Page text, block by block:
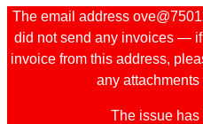
The email address
did not send any invoices —
invoice from this address,
any
The issue